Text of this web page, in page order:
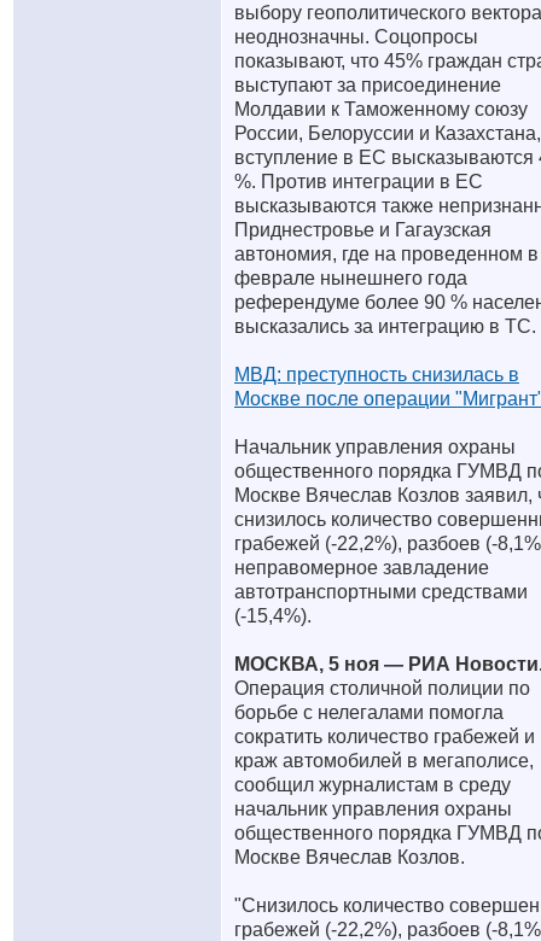
выбору геополитического вектора
неоднозначны. Соцопросы
показывают, что 45% граждан
выступают за присоединение
Молдавии к Таможенному союзу
России, Белоруссии и
вступление в ЕС высказываются
%. Против интеграции в ЕС
высказываются также
Приднестровье и Гагаузская
автономия, где на проведенном в
феврале нынешнего года
референдуме более 90 %
высказались за интеграцию в ТС.
МВД: преступность снизилась в
Москве после операции
Начальник управления охраны
общественного порядка ГУМВД
Москве Вячеслав Козлов заявил,
снизилось количество
грабежей (-22,2%), разбоев (-
неправомерное завладение
автотранспортными средствами
(-15,4%).
МОСКВА, 5 ноя — РИА
Операция столичной полиции по
борьбе с нелегалами помогла
сократить количество грабежей и
краж автомобилей в мегаполисе,
сообщил журналистам в среду
начальник управления охраны
общественного порядка ГУМВД
Москве Вячеслав Козлов.
"Снизилось количество
грабежей (-22,2%), разбоев (-